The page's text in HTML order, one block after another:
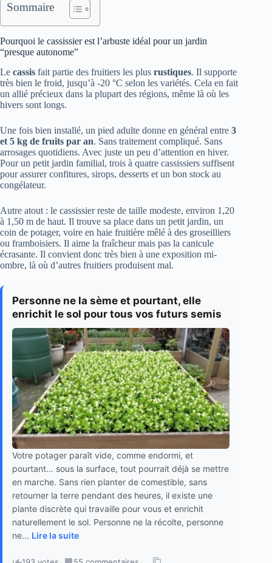
Sommaire
Pourquoi le cassissier est l’arbuste idéal pour un jardin
“presque autonome”
Le cassis fait partie des fruitiers les plus rustiques. Il supporte
très bien le froid, jusqu’à -20 °C selon les variétés. Cela en fait
un allié précieux dans la plupart des régions, même là où les
hivers sont longs.
Une fois bien installé, un pied adulte donne en général entre 3
et 5 kg de fruits par an. Sans traitement compliqué. Sans
arrosages quotidiens. Avec juste un peu d’attention en hiver.
Pour un petit jardin familial, trois à quatre cassissiers suffisent
pour assurer confitures, sirops, desserts et un bon stock au
congélateur.
Autre atout : le cassissier reste de taille modeste, environ 1,20
à 1,50 m de haut. Il trouve sa place dans un petit jardin, un
coin de potager, voire en haie fruitière mêlé à des groseilliers
ou framboisiers. Il aime la fraîcheur mais pas la canicule
écrasante. Il convient donc très bien à une exposition mi-
ombre, là où d’autres fruitiers produisent mal.
Personne ne la sème et pourtant, elle
enrichit le sol pour tous vos futurs semis
Votre potager paraît vide, comme endormi, et
pourtant… sous la surface, tout pourrait déjà se mettre
en marche. Sans rien planter de comestible, sans
retourner la terre pendant des heures, il existe une
plante discrète qui travaille pour vous et enrichit
naturellement le sol. Personne ne la récolte, personne
ne... Lire la suite